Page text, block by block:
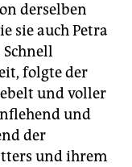
derselben
sie auch Petra
folgte der
und voller
und
der
und ihrem